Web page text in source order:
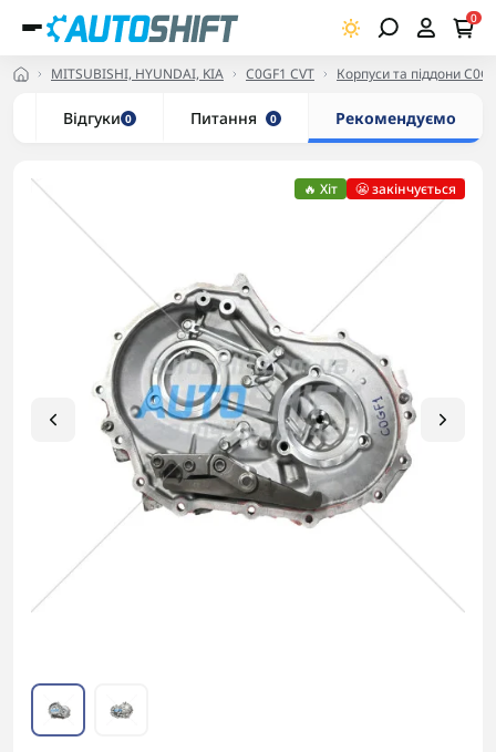
0
MITSUBISHI, HYUNDAI, KIA C0GF1 CVT Корпуси та піддони
Відгуки 0 Питання 0 Рекомендуємо
🔥 Хіт 😬 закінчується